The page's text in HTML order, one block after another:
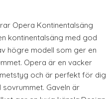
Opera Kontinentalsäng
kontinentalsäng med god
högre modell som ger en
Opera är en vacker
och är perfekt för dig
sovrummet. Gaveln är